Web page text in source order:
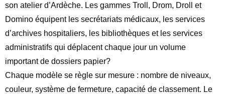
son atelier d’Ardèche. Les gammes Troll, Drom, Droll et
Domino équipent les secrétariats médicaux, les services
d’archives hospitaliers, les bibliothèques et les services
administratifs qui déplacent chaque jour un volume
important de dossiers papier?
Chaque modèle se règle sur mesure : nombre de niveaux,
couleur, système de fermeture, capacité de classement. Le